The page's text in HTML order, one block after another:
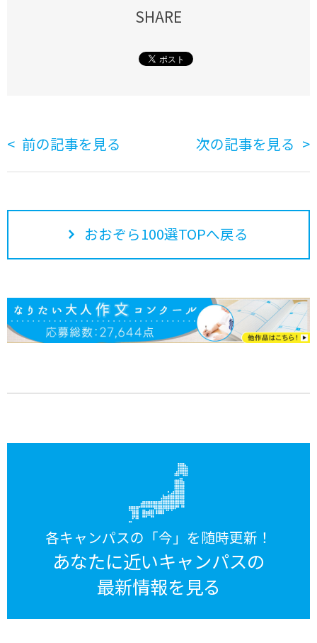
SHARE
前の記事を見る 次の記事を見る
おおぞら100選TOPへ戻る
各キャンパスの「今」を随時更新！
あなたに近いキャンパスの
最新情報を見る